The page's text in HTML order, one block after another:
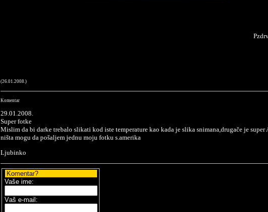
(26.01.2008.)
Komentar
29.01.2008.
Super fotke
Mislim da bi darke trebalo slikati kod iste temperature kao kada je slika snimana,drugače je super
ništa mogu da pošaljem jednu moju fotku s.amerika
Ljubinko
Komentar?
Vaše ime:
Vaš e-mail: